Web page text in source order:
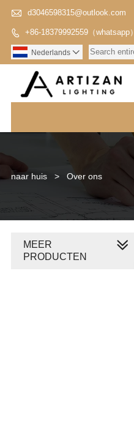
 d3046598315@outlook.com
 +86-18379992559（whatsapp）
Nederlands 
naar huis > Over ons
MEER
PRODUCTEN